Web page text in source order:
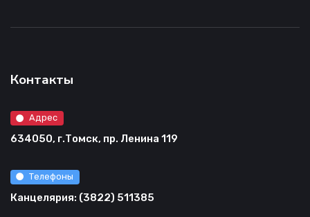
Контакты
Адрес
634050, г.Томск, пр. Ленина 119
Телефоны
Канцелярия: (3822) 511385